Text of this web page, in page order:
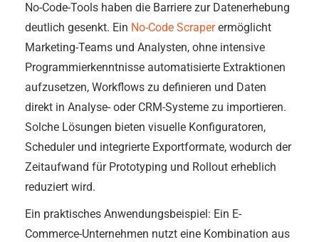
No-Code-Tools haben die Barriere zur Datenerhebung
deutlich gesenkt. Ein No-Code Scraperermöglicht
Marketing-Teams und Analysten, ohne intensive
Programmierkenntnisse automatisierte Extraktionen
aufzusetzen, Workflows zu definieren und Daten
direkt in Analyse- oder CRM-Systeme zu importieren.
Solche Lösungen bieten visuelle Konfiguratoren,
Scheduler und integrierte Exportformate, wodurch der
Zeitaufwand für Prototyping und Rollout erheblich
reduziert wird.
Ein praktisches Anwendungsbeispiel: Ein E-
Commerce-Unternehmen nutzt eine Kombination aus